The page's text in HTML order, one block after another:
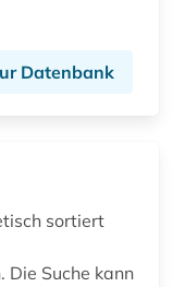
Datenbank
sortiert
Suche kann